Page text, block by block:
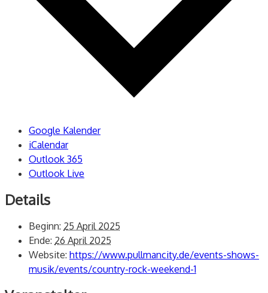
Google Kalender
iCalendar
Outlook 365
Outlook Live
Details
Beginn: 25 April 2025
Ende: 26 April 2025
Website: https://www.pullmancity.de/events-shows-
musik/events/country-rock-weekend-1